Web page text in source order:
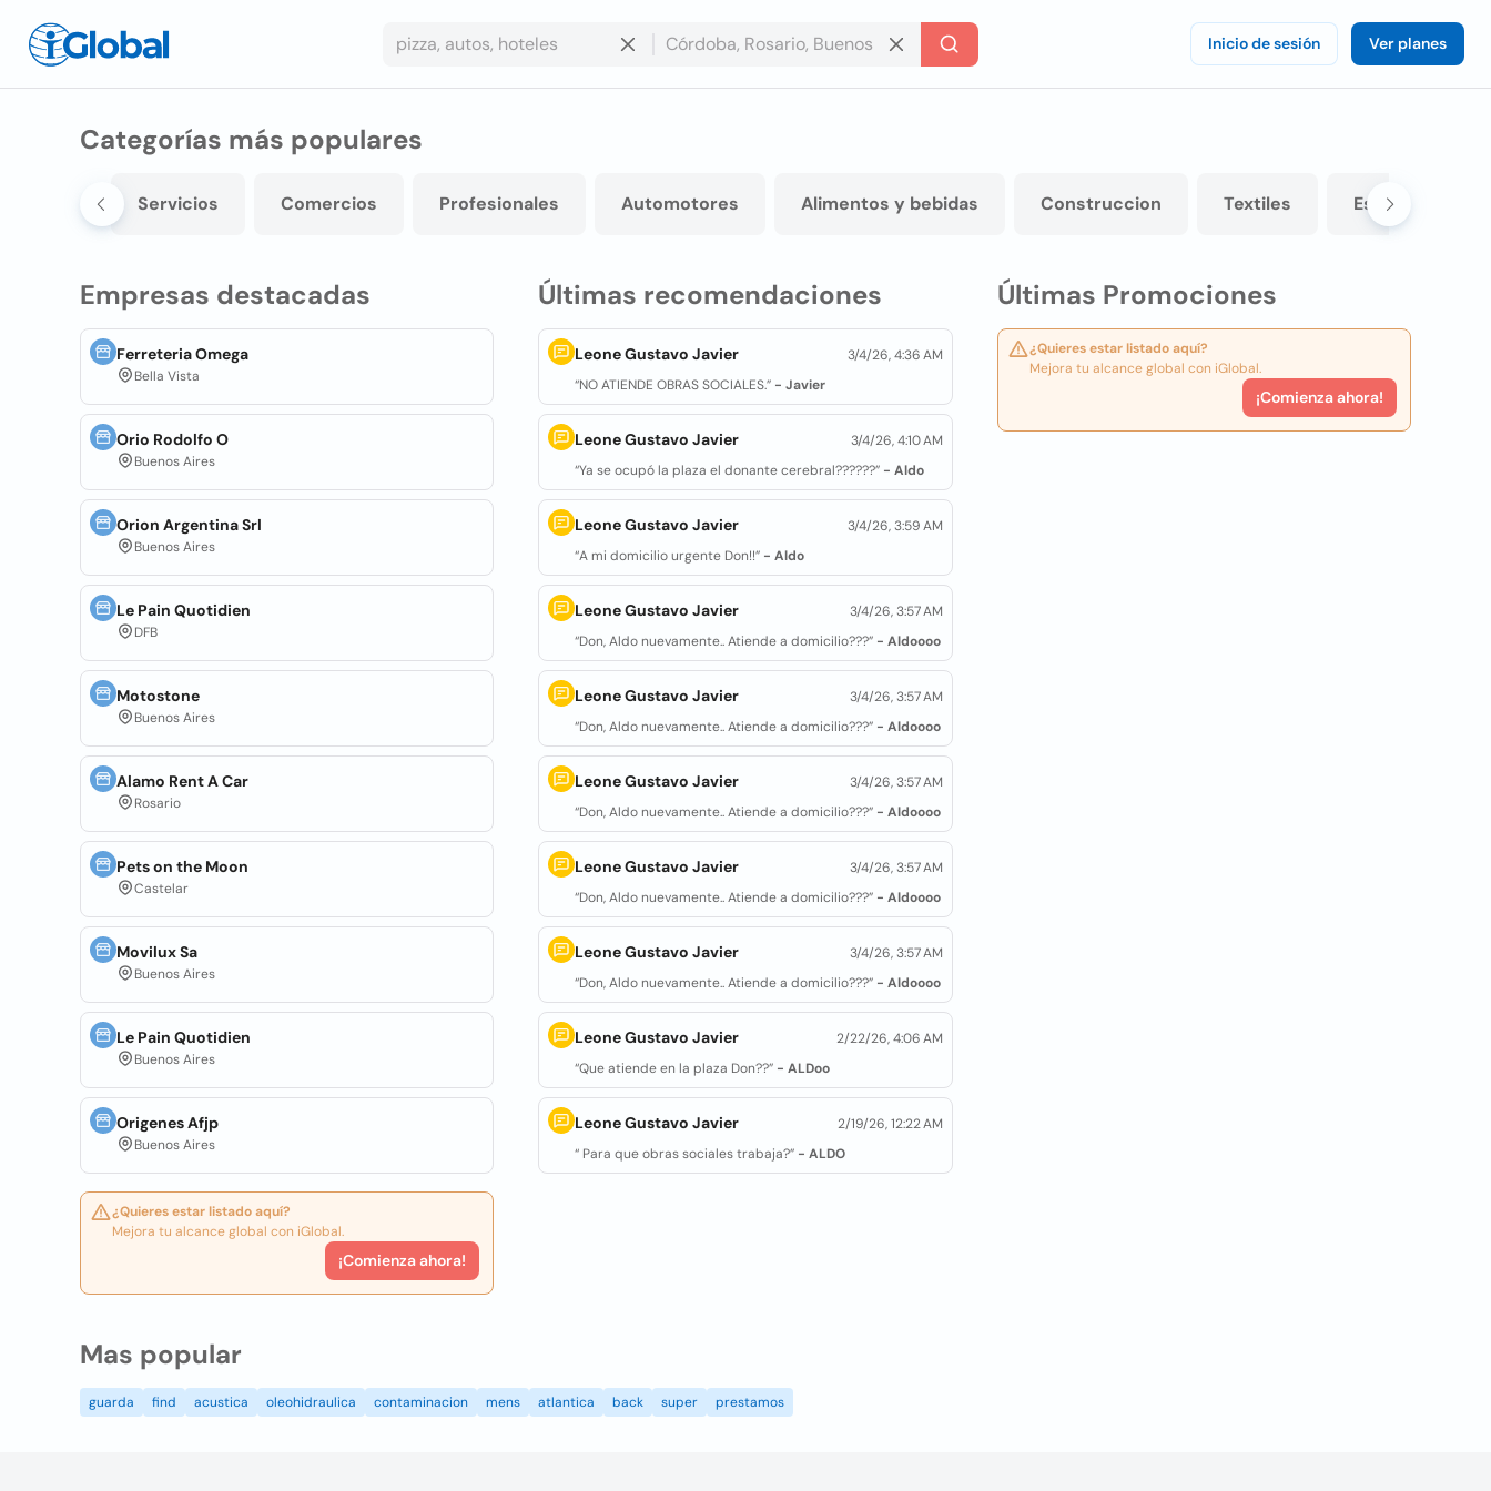
Inicio de sesión Ver planes
Categorías más populares
Servicios Comercios Profesionales Automotores Alimentos y bebidas Construccion Textiles Estudios
Empresas destacadas
Ferreteria Omega
Bella Vista
Orio Rodolfo O
Buenos Aires
Orion Argentina Srl
Buenos Aires
Le Pain Quotidien
DFB
Motostone
Buenos Aires
Alamo Rent A Car
Rosario
Pets on the Moon
Castelar
Movilux Sa
Buenos Aires
Le Pain Quotidien
Buenos Aires
Origenes Afjp
Buenos Aires
¿Quieres estar listado aquí?
Mejora tu alcance global con iGlobal.
¡Comienza ahora!
Últimas recomendaciones
Leone Gustavo Javier
3/4/26, 4:36 AM
“NO ATIENDE OBRAS SOCIALES.” - Javier
Leone Gustavo Javier
3/4/26, 4:10 AM
“Ya se ocupó la plaza el donante cerebral??????” - Aldo
Leone Gustavo Javier
3/4/26, 3:59 AM
“A mi domicilio urgente Don!!” - Aldo
Leone Gustavo Javier
3/4/26, 3:57 AM
“Don, Aldo nuevamente.. Atiende a domicilio???” - Aldoooo
Leone Gustavo Javier
3/4/26, 3:57 AM
“Don, Aldo nuevamente.. Atiende a domicilio???” - Aldoooo
Leone Gustavo Javier
3/4/26, 3:57 AM
“Don, Aldo nuevamente.. Atiende a domicilio???” - Aldoooo
Leone Gustavo Javier
3/4/26, 3:57 AM
“Don, Aldo nuevamente.. Atiende a domicilio???” - Aldoooo
Leone Gustavo Javier
3/4/26, 3:57 AM
“Don, Aldo nuevamente.. Atiende a domicilio???” - Aldoooo
Leone Gustavo Javier
2/22/26, 4:06 AM
“Que atiende en la plaza Don??” - ALDoo
Leone Gustavo Javier
2/19/26, 12:22 AM
“ Para que obras sociales trabaja?” - ALDO
Últimas Promociones
¿Quieres estar listado aquí?
Mejora tu alcance global con iGlobal.
¡Comienza ahora!
Mas popular
guarda find acustica oleohidraulica contaminacion mens atlantica back super prestamos